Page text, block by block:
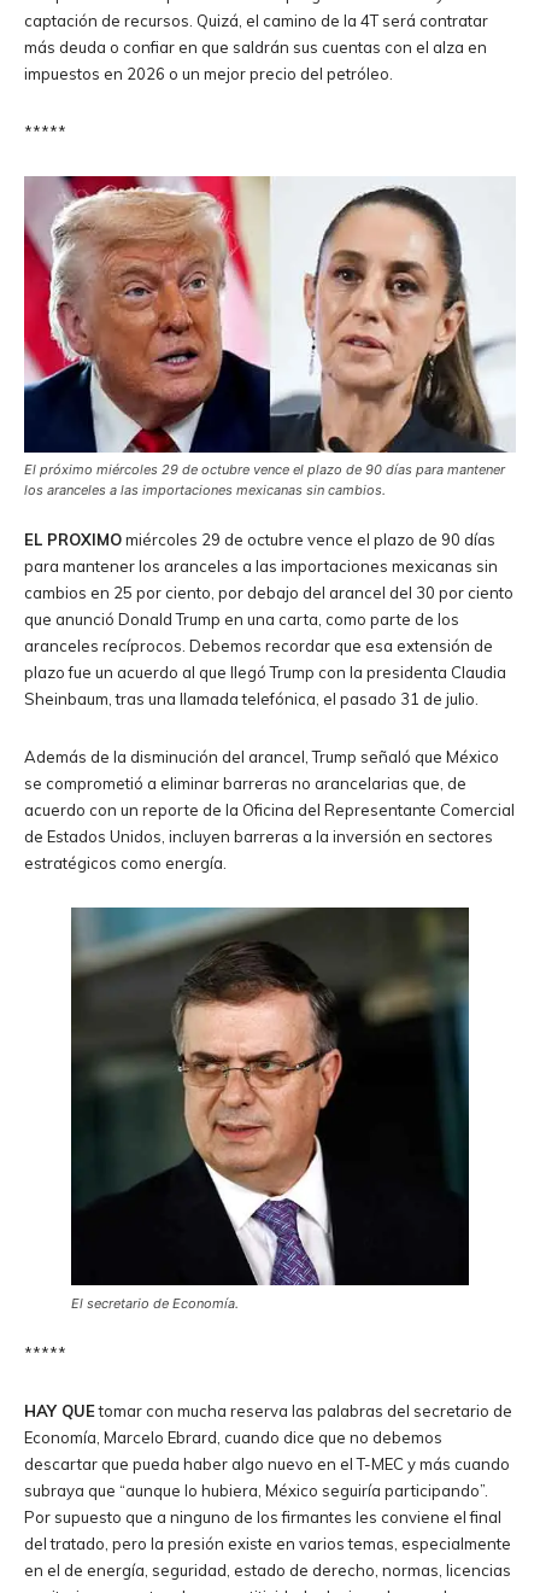
captación de recursos. Quizá, el camino de la 4T será contratar
más deuda o confiar en que saldrán sus cuentas con el alza en
impuestos en 2026 o un mejor precio del petróleo.
*****
El próximo miércoles 29 de octubre vence el plazo de 90 días para mantener
los aranceles a las importaciones mexicanas sin cambios.
EL PROXIMOmiércoles 29 de octubre vence el plazo de 90 días
para mantener los aranceles a las importaciones mexicanas sin
cambios en 25 por ciento, por debajo del arancel del 30 por ciento
que anunció Donald Trump en una carta, como parte de los
aranceles recíprocos. Debemos recordar que esa extensión de
plazo fue un acuerdo al que llegó Trump con la presidenta Claudia
Sheinbaum, tras una llamada telefónica, el pasado 31 de julio.
Además de la disminución del arancel, Trump señaló que México
se comprometió a eliminar barreras no arancelarias que, de
acuerdo con un reporte de la Oficina del Representante Comercial
de Estados Unidos, incluyen barreras a la inversión en sectores
estratégicos como energía.
El secretario de Economía.
*****
HAY QUEtomar con mucha reserva las palabras del secretario de
Economía, Marcelo Ebrard, cuando dice que no debemos
descartar que pueda haber algo nuevo en el T-MEC y más cuando
subraya que “aunque lo hubiera, México seguiría participando”.
Por supuesto que a ninguno de los firmantes les conviene el final
del tratado, pero la presión existe en varios temas, especialmente
en el de energía, seguridad, estado de derecho, normas, licencias